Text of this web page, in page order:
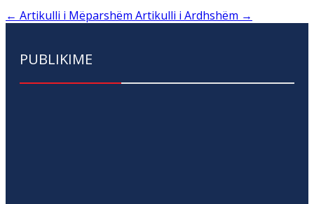
← Artikulli i Mëparshëm Artikulli i Ardhshëm →
PUBLIKIME